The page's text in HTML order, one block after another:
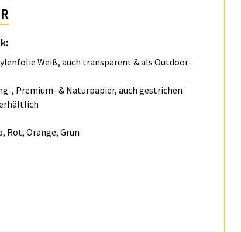
Weiß, auch transparent & als Outdoor-
, Premium- & Naturpapier, auch gestrichen
Rot, Orange, Grün